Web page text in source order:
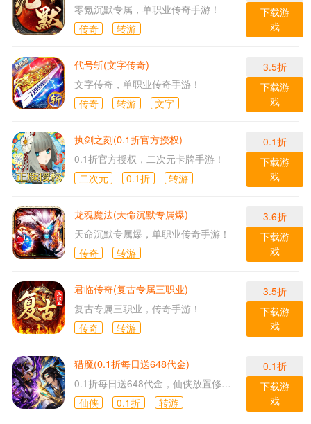
零氪沉默专属，单职业传奇手游！
传奇
转游
下载游
戏
代号斩(文字传奇)
文字传奇，单职业传奇手游！
传奇
转游 文字
3.5折
下载游
戏
执剑之刻(0.1折官方授权)
0.1折官方授权，二次元卡牌手游！
二次元
0.1折 转游
0.1折
下载游
戏
龙魂魔法(天命沉默专属爆)
天命沉默专属爆，单职业传奇手游！
传奇
转游
3.6折
下载游
戏
君临传奇(复古专属三职业)
复古专属三职业，传奇手游！
传奇
转游
3.5折
下载游
戏
猎魔(0.1折每日送648代金)
0.1折每日送648代金，仙侠放置修仙手游！
仙侠
0.1折 转游
0.1折
下载游
戏